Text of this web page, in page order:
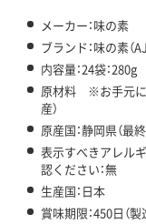
メーカー：味の素
ブランド：味の素（
内容量：24袋：280g
原材料 ※お手元に
産）
原産国：静岡県（最
表示すべきアレル
認ください：無
生産国：日本
賞味期限：450日（製